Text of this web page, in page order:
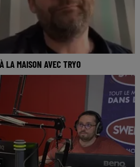
LA MAISON AVEC TRYO